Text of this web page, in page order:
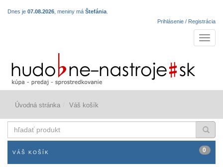
Dnes je 07.08.2026 , meniny má Štefánia
Prihlásenie / Registrácia
Úvodná stránka Váš košík
produkt
VÁŠ KOŠÍK 0